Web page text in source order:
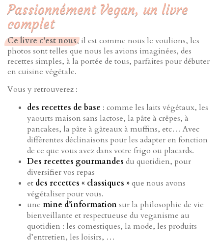
Passionnément Vegan, un livre
complet
Ce livre c’est nous, il est comme nous le voulions, les
photos sont telles que nous les avions imaginées, des
recettes simples, à la portée de tous, parfaites pour débuter
en cuisine végétale.
Vous y retrouverez :
des recettes de base : comme les laits végétaux, les
yaourts maison sans lactose, la pâte à crêpes, à
pancakes, la pâte à gâteaux à muffins, etc… Avec
différentes déclinaisons pour les adapter en fonction
de ce que vous avez dans votre frigo ou placards.
Des recettes gourmandes du quotidien, pour
diversifier vos repas
et des recettes « classiques »que nous avons
végétaliser pour vous.
une mine d’informationsur la philosophie de vie
bienveillante et respectueuse du veganisme au
quotidien : les comestiques, la mode, les produits
d’entretien, les loisirs, …